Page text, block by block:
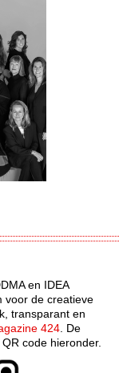
en IDEA
voor de creatieve
transparant en
424 . De
code hieronder.